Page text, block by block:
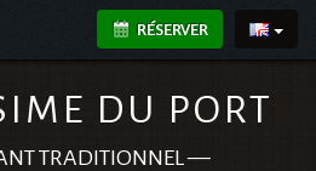
RÉSERVER
DU PORT
TRADITIONNEL—